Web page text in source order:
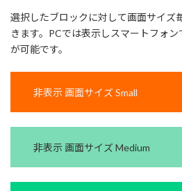
選択したブロックに対して画面サイズ
きます。PCでは表示しスマートフォ
が可能です。
非表示 画面サイズ Small
非表示 画面サイズ Medium